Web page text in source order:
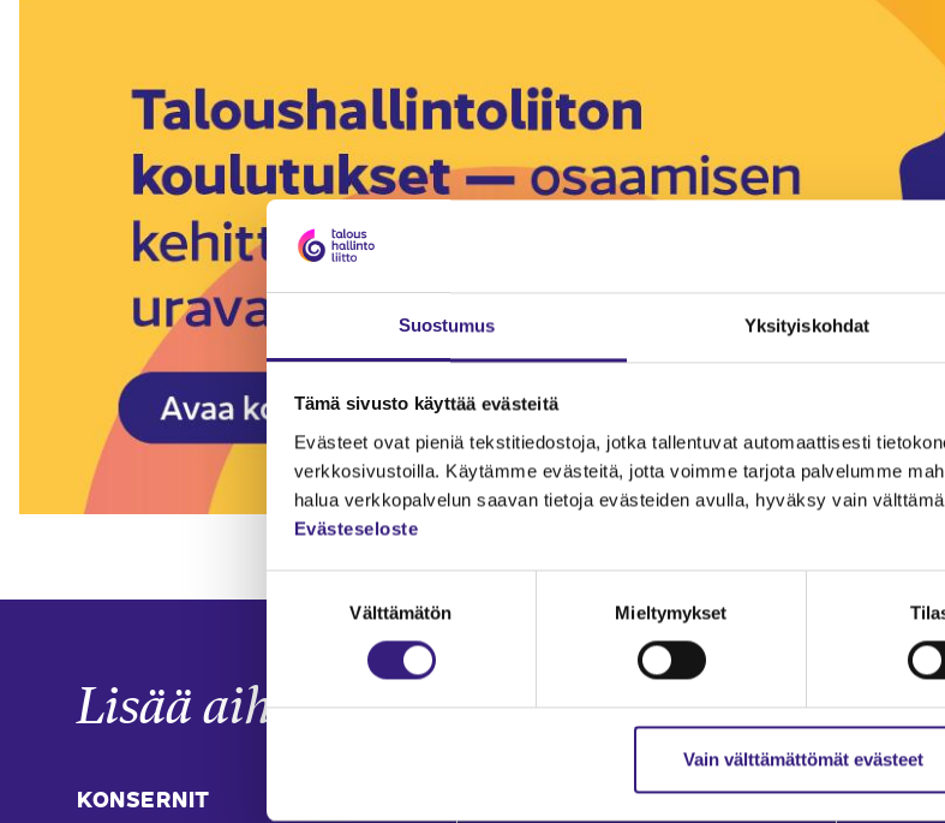
Suostumus Yksityiskohdat
Tämä sivusto käyttää evästeitä
Evästeet ovat pieniä tekstitiedostoja, jotka tallentuvat automaattisesti
verkkosivustoilla. Käytämme evästeitä, jotta voimme tarjota palvelumme
halua verkkopalvelun saavan tietoja evästeiden avulla, hyväksy vain
Evästeseloste
Välttämätön Mieltymykset
Vain välttämättömät evästeet
Lisää aiheesta
KONSERNIT